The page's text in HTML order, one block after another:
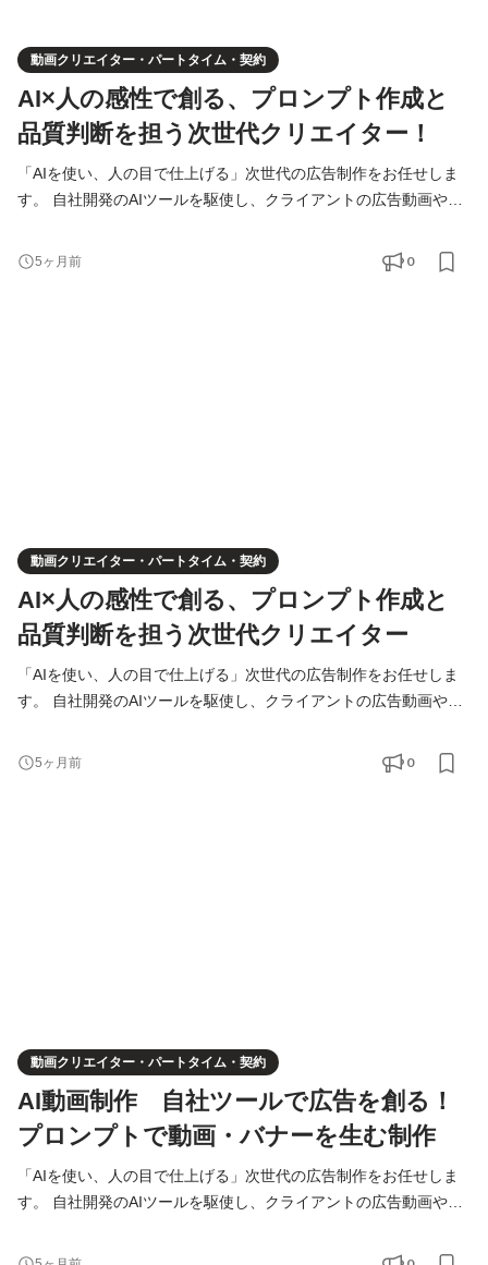
動画クリエイター・パートタイム・契約
AI×人の感性で創る、プロンプト作成と
品質判断を担う次世代クリエイター！
「AIを使い、人の目で仕上げる」次世代の広告制作をお任せしま
す。 自社開発のAIツールを駆使し、クライアントの広告動画やバ
し、AIへの指示（プロンプト）を通じて、成果に繋がるクリエイ
5ヶ月前 0
動画クリエイター・パートタイム・契約
AI×人の感性で創る、プロンプト作成と
品質判断を担う次世代クリエイター
「AIを使い、人の目で仕上げる」次世代の広告制作をお任せしま
す。 自社開発のAIツールを駆使し、クライアントの広告動画やバ
し、AIへの指示（プロンプト）を通じて、成果に繋がるクリエイ
5ヶ月前 0
動画クリエイター・パートタイム・契約
AI動画制作 自社ツールで広告を創る！
プロンプトで動画・バナーを生む制作
「AIを使い、人の目で仕上げる」次世代の広告制作をお任せしま
す。 自社開発のAIツールを駆使し、クライアントの広告動画やバ
し、AIへの指示（プロンプト）を通じて、成果に繋がるクリエイ